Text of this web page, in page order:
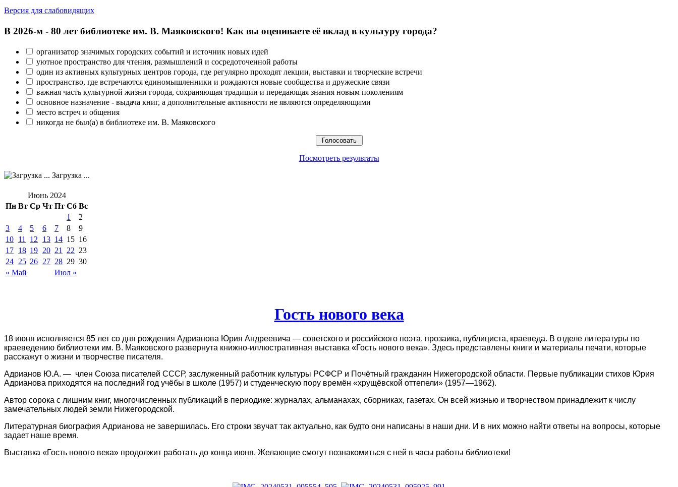
Версия для слабовидящих
В 2026‑м - 80 лет библиотеке им. В. Маяковского! Как вы оцениваете её вклад в культуру города?
организатор значимых городских событий и источник новых идей
уютное пространство для чтения, размышлений и сосредоточенной работы
один из активных культурных центров города, где регулярно проходят лекции, выставки и творческие встречи
пространство, где встречаются единомышленники и рождаются новые сообщества и дружеские связи
важная часть культурной жизни города, сохраняющая традиции и передающая знания новым поколениям
основное назначение - выдача книг, а дополнительные активности не являются определяющими
место встреч и общения
никогда не был(а) в библиотеке им. В. Маяковского
Посмотреть результаты
Загрузка ...
Июнь 2024
Пн Вт Ср Чт Пт Сб Вс
« Май Июл »
1
2
3
4 5 6 7 8
9
10 11 12 13 14 15 16
17 18 19 20 21 22 23
24 25 26 27 28 29 30
Гость нового века
18 июня исполняется 85 лет со дня рождения Адрианова Юрия Андреевича — советского и российского поэта, прозаика, публициста, краеведа. В отделе литературы по
краеведению библиотеки им. В. Маяковского развернута книжно-иллюстративная выставка «Гость нового века». Здесь представлены книги и материалы печати, которые
расскажут о жизни и творчестве писателя.
Адрианов Ю.А. — член Союза писателей СССР, заслуженный работник культуры РСФСР и Почётный гражданин Нижегородской области. Первые публикации стихов Юрия
Адрианова приходятся на последний год учёбы в школе (1957) и студенческую пору времён «хрущёвской оттепели» (1957—1962).
Автор сорока с лишним книг, многочисленных публикаций в периодике: журналах, альманахах, сборниках, газетах. Он всей жизнью и творчеством принадлежит к числу
замечательных людей земли Нижегородской.
Литературная биография Адрианова не завершилась. Его строки звучат так актуально, как будто они написаны в наши дни. И в них можно найти ответы на вопросы, которые
задает наше время.
Выставка «Гость нового века» продолжит работать до конца июня. Желающие смогут познакомиться с ней в часы работы библиотеки!